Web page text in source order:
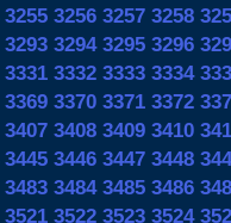
3255 3256 3257 3258
3293 3294 3295 3296
3331 3332 3333 3334
3369 3370 3371 3372
3407 3408 3409 3410
3445 3446 3447 3448
3483 3484 3485 3486
3521 3522 3523 3524